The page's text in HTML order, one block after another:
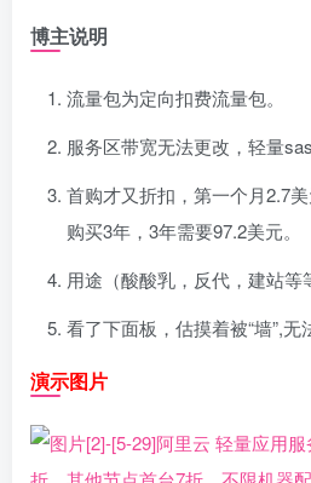
博主说明
流量包为定向扣费流量包。
服务区带宽无法更改，轻量
首购才又折扣，第一个月2.7
购买3年，3年需要97.2美元。
用途（酸酸乳，反代，建站等
看了下面板，估摸着被“墙”,无
演示图片